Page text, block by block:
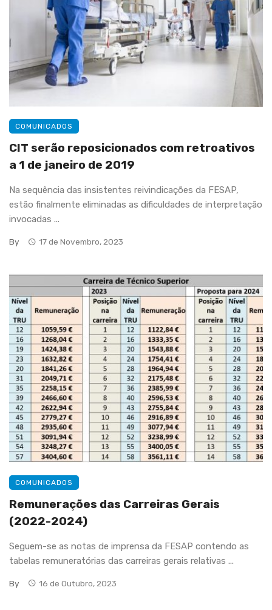
COMUNICADOS
CIT serão reposicionados com retroativos
a 1 de janeiro de 2019
Na sequência das insistentes reivindicações da FESAP,
estão finalmente eliminadas as dificuldades de interpretação
invocadas ...
By 17 de Novembro, 2023
COMUNICADOS
Remunerações das Carreiras Gerais
(2022-2024)
Seguem-se as notas de imprensa da FESAP contendo as
tabelas remuneratórias das carreiras gerais relativas ...
By 16 de Outubro, 2023